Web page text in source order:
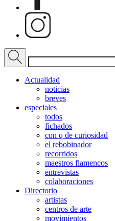
Actualidad
noticias
breves
especiales
todos
fichados
con q de curiosidad
el rebobinador
recorridos
maestros flamencos
entrevistas
colaboraciones
Directorio
artistas
centros de arte
movimientos